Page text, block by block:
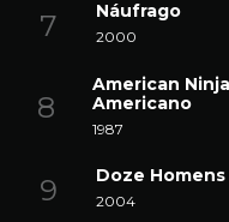
Náufrago
2000
American
Americano
1987
Doze
2004